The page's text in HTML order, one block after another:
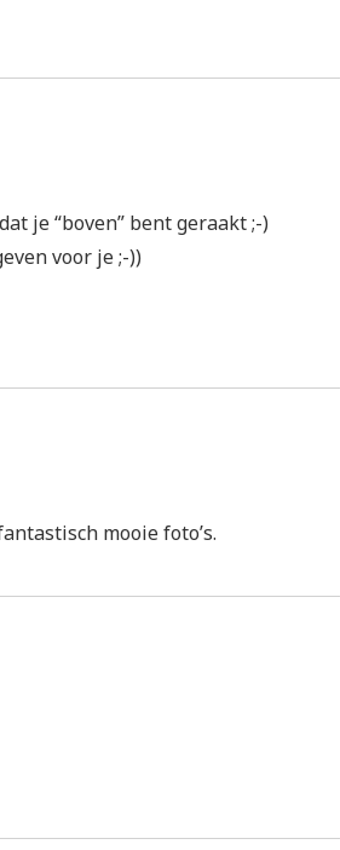
je “boven” bent geraakt ;-)
voor je ;-))
mooie foto’s.